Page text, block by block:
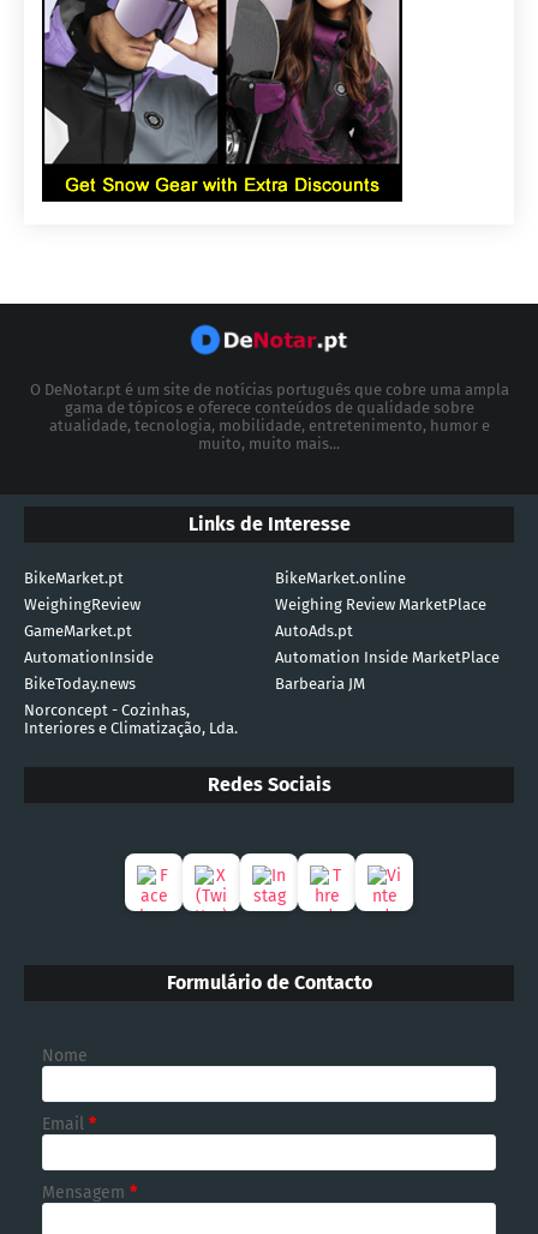
O DeNotar.pt é um site de notícias português que cobre uma ampla
gama de tópicos e oferece conteúdos de qualidade sobre
atualidade, tecnologia, mobilidade, entretenimento, humor e
muito, muito mais...
Links de Interesse
BikeMarket.pt
BikeMarket.online
WeighingReview
Weighing Review MarketPlace
GameMarket.pt
AutoAds.pt
AutomationInside
Automation Inside MarketPlace
BikeToday.news
Barbearia JM
Norconcept - Cozinhas,
Interiores e Climatização, Lda.
Redes Sociais
Formulário de Contacto
Nome
Email *
Mensagem *